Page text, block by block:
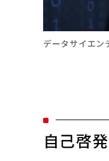
データサイエン
自己啓